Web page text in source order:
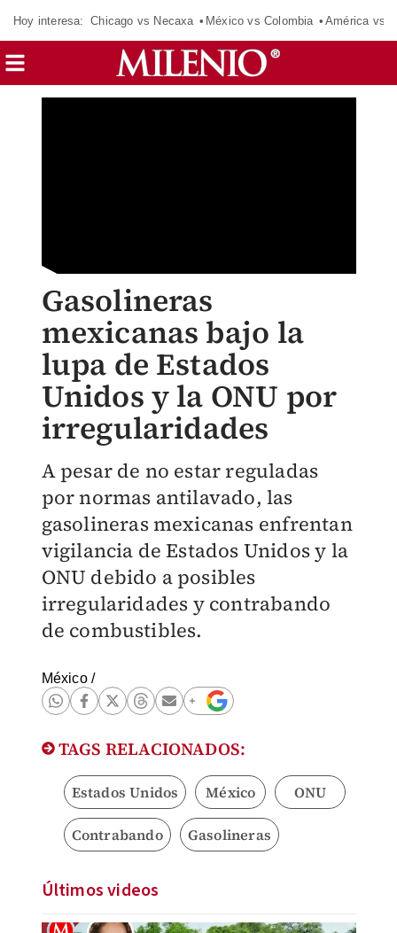
Hoy interesa: Chicago vs Necaxa México vs Colombia América vs
Gasolineras
mexicanas bajo la
lupa de Estados
Unidos y la ONU por
irregularidades
A pesar de no estar reguladas
por normas antilavado, las
gasolineras mexicanas enfrentan
vigilancia de Estados Unidos y la
ONU debido a posibles
irregularidades y contrabando
de combustibles.
México/
TAGS RELACIONADOS:
Estados Unidos México ONU
Contrabando Gasolineras
Últimos videos